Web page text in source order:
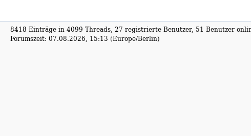
8418 Einträge in 4099 Threads, 27 registrierte Benutzer, 51 Benutzer
Forumszeit: 07.08.2026, 15:13 (Europe/Berlin)